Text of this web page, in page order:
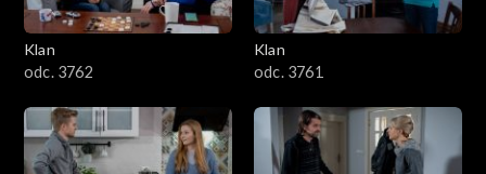
Klan
odc. 3762
Klan
odc. 3761